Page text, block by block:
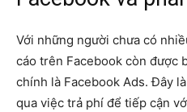
Với những người chưa có
cáo trên Facebook còn được
chính là Facebook Ads. Đây
qua việc trả phí để tiếp cận